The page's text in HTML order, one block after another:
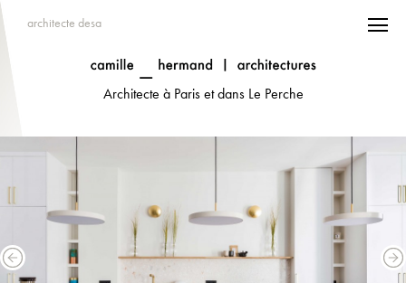
architecte desa
Architecte à Paris et dans Le Perche